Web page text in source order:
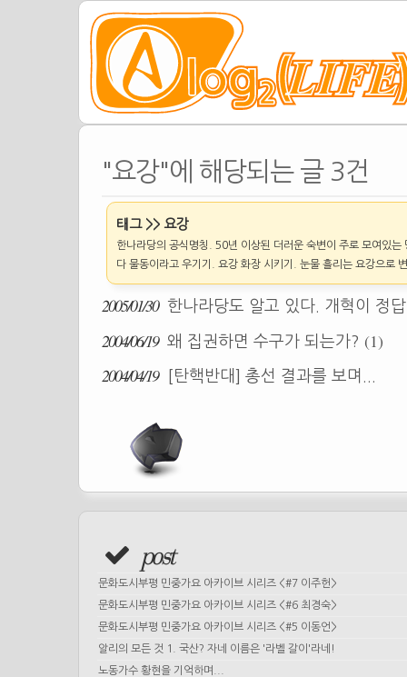
"요강"에 해당되는 글 3건
태그 >> 요강
한나라당의 공식명칭. 50년 이상된 더러운 숙변이 주로 모여있
다 물동이라고 우기기. 요강 화장 시키기. 눈물 흘리는 요강으로
2005/01/30 한나라당도 알고 있다. 개혁이 정
2004/06/19 왜 집권하면 수구가 되는가? (1)
2004/04/19
[탄핵반대] 총선 결과를 보며...
post
문화도시부평 민중가요 아카이브 시리즈 <#7 이주헌>
문화도시부평 민중가요 아카이브 시리즈 <#6 최경숙>
문화도시부평 민중가요 아카이브 시리즈 <#5 이동언>
알리의 모든 것 1. 국산? 자네 이름은 '라벨 갈이'라네!
노동가수 황현을 기억하며...